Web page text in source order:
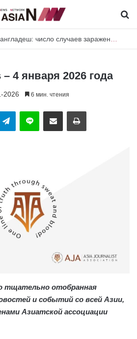
Пакистан и Шри-Ланка объединяют усилия для совместных исследований вредителей риса и плодовых культур
4 января 2026 года
2026 6 мин. чтения
TelegramLine Отправить по имейл Печать
тщательно отобранная
и событий со всей Азии,
Азиатской ассоциации